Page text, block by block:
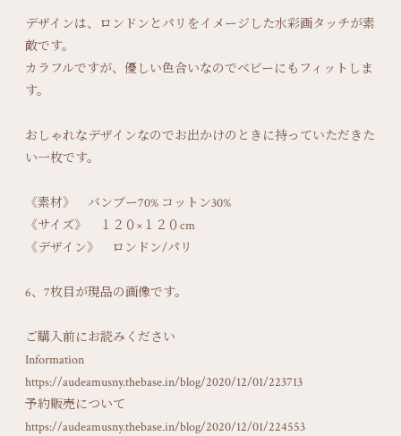
デザインは、ロンドンとパリをイメージした水彩画タッチが素
敵です。
カラフルですが、優しい色合いなのでベビーにもフィットしま
す。
おしゃれなデザインなのでお出かけのときに持っていただきた
い一枚です。
《素材》 バンブー70% コットン30%
《サイズ》 １２０×１２０cm
《デザイン》 ロンドン/パリ
6、7枚目が現品の画像です。
ご購入前にお読みください
Information
https://audeamusny.thebase.in/blog/2020/12/01/223713
予約販売について
https://audeamusny.thebase.in/blog/2020/12/01/224553